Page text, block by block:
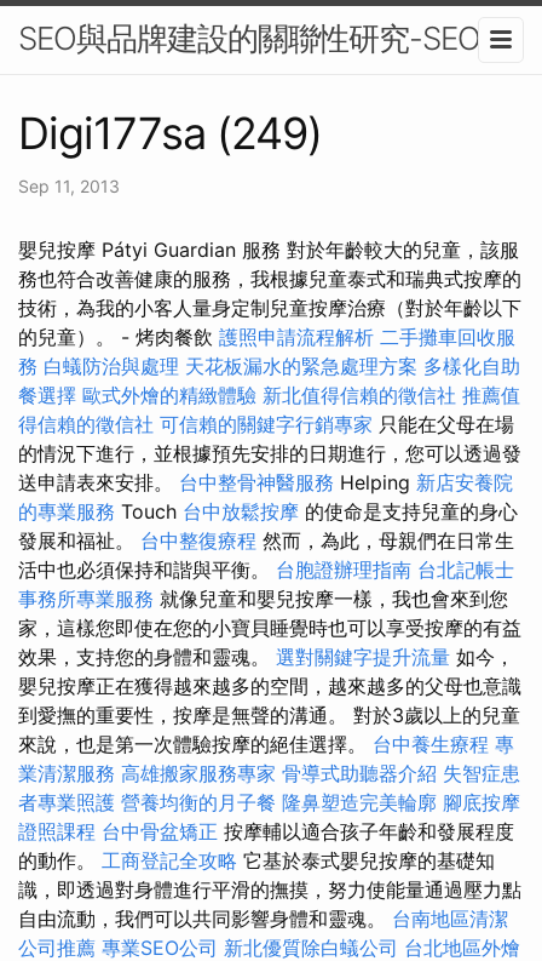
SEO與品牌建設的關聯性研究-SEO
Digi177sa (249)
Sep 11, 2013
嬰兒按摩 Pátyi Guardian 服務 對於年齡較大的兒童，該服
務也符合改善健康的服務，我根據兒童泰式和瑞典式按摩的
技術，為我的小客人量身定制兒童按摩治療（對於年齡以下
的兒童）。 - 烤肉餐飲 護照申請流程解析 二手攤車回收服
務 白蟻防治與處理 天花板漏水的緊急處理方案 多樣化自助
餐選擇 歐式外燴的精緻體驗 新北值得信賴的徵信社 推薦值
得信賴的徵信社 可信賴的關鍵字行銷專家 只能在父母在場
的情況下進行，並根據預先安排的日期進行，您可以透過發
送申請表來安排。 台中整骨神醫服務 Helping 新店安養院
的專業服務 Touch 台中放鬆按摩 的使命是支持兒童的身心
發展和福祉。 台中整復療程 然而，為此，母親們在日常生
活中也必須保持和諧與平衡。 台胞證辦理指南 台北記帳士
事務所專業服務 就像兒童和嬰兒按摩一樣，我也會來到您
家，這樣您即使在您的小寶貝睡覺時也可以享受按摩的有益
效果，支持您的身體和靈魂。 選對關鍵字提升流量 如今，
嬰兒按摩正在獲得越來越多的空間，越來越多的父母也意識
到愛撫的重要性，按摩是無聲的溝通。 對於3歲以上的兒童
來說，也是第一次體驗按摩的絕佳選擇。 台中養生療程 專
業清潔服務 高雄搬家服務專家 骨導式助聽器介紹 失智症患
者專業照護 營養均衡的月子餐 隆鼻塑造完美輪廓 腳底按摩
證照課程 台中骨盆矯正 按摩輔以適合孩子年齡和發展程度
的動作。 工商登記全攻略 它基於泰式嬰兒按摩的基礎知
識，即透過對身體進行平滑的撫摸，努力使能量通過壓力點
自由流動，我們可以共同影響身體和靈魂。 台南地區清潔
公司推薦 專業SEO公司 新北優質除白蟻公司 台北地區外燴